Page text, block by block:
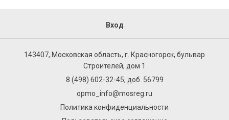
Вход
143407, Московская область, г. Красногорск, бульвар
Строителей, дом 1
8 (498) 602-32-45, доб. 56799
opmo_info@mosreg.ru
Политика конфиденциальности